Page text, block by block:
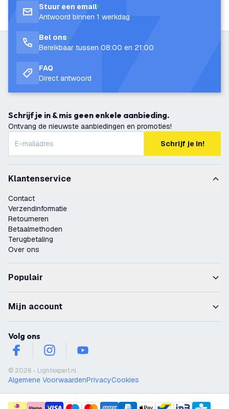
Stuur een email
Antwoord binnen 1 werkdag
Bel ons
Bereikbaar tussen 08:00 en 21:00
FAQ
Direct antwoord
Schrijf je in & mis geen enkele aanbieding.
Ontvang de nieuwste aanbiedingen en promoties!
Schrijf je in!
Klantenservice
Contact
Verzendinformatie
Retourneren
Betaalmethoden
Terugbetaling
Over ons
Populair
Mijn account
Volg ons
facebookinstagramyoutube
© 2026 - Lightexpert.nl
Algemene VoorwaardenPrivacyCookies